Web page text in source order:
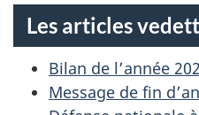
V
E
L
Les articles
Bilan de l’année
Message de fin